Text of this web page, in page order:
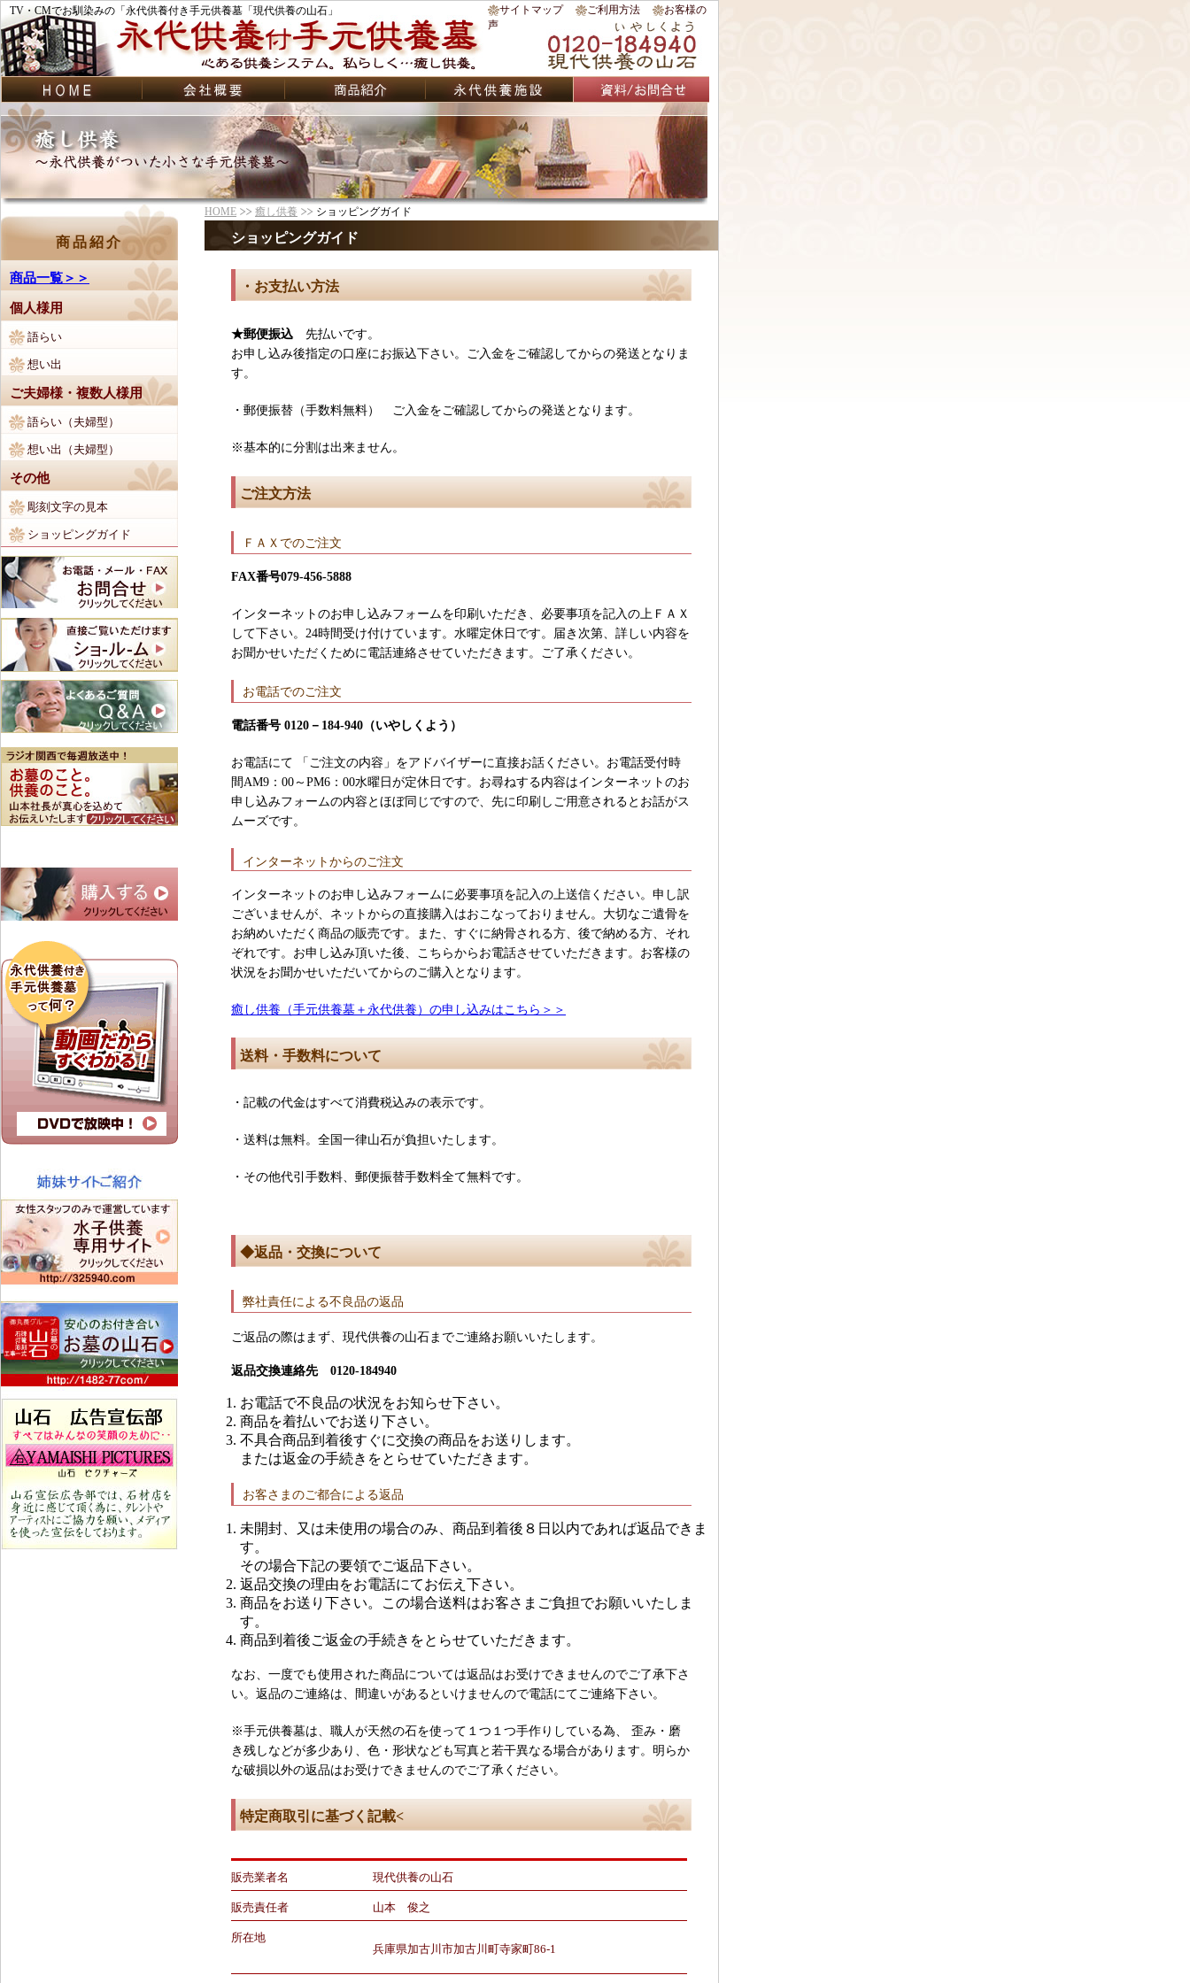
TV・CMでお馴染みの「永代供養付き手元供養墓「現代供養の山石」 サイトマップ ご利用方法
お客様の
声
商品紹介
商品一覧＞＞
個人様用
語らい
想い出
ご夫婦様・複数人様用
語らい（夫婦型）
想い出（夫婦型）
その他
彫刻文字の見本
ショッピングガイド
HOME 癒し供養 ショッピングガイド
ショッピングガイド
・お支払い方法
★郵便振込 先払いです。
お申し込み後指定の口座にお振込下さい。ご入金をご確認してからの発送となりま
す。
・郵便振替（手数料無料） ご入金をご確認してからの発送となります。
※基本的に分割は出来ません。
ご注文方法
ＦＡＸでのご注文
FAX番号079-456-5888
インターネットのお申し込みフォームを印刷いただき、必要事項を記入の上ＦＡＸ
して下さい。24時間受け付けています。水曜定休日です。届き次第、詳しい内容を
お聞かせいただくために電話連絡させていただきます。ご了承ください。
お電話でのご注文
電話番号 0120－184-940（いやしくよう）
お電話にて 「ご注文の内容」をアドバイザーに直接お話ください。お電話受付時
間AM9：00～PM6：00水曜日が定休日です。お尋ねする内容はインターネットのお
申し込みフォームの内容とほぼ同じですので、先に印刷しご用意されるとお話がス
ムーズです。
インターネットからのご注文
インターネットのお申し込みフォームに必要事項を記入の上送信ください。申し訳
ございませんが、ネットからの直接購入はおこなっておりません。大切なご遺骨を
お納めいただく商品の販売です。また、すぐに納骨される方、後で納める方、それ
ぞれです。お申し込み頂いた後、こちらからお電話させていただきます。お客様の
状況をお聞かせいただいてからのご購入となります。
癒し供養（手元供養墓＋永代供養）の申し込みはこちら＞＞
送料・手数料について
・記載の代金はすべて消費税込みの表示です。
・送料は無料。全国一律山石が負担いたします。
・その他代引手数料、郵便振替手数料全て無料です。
◆返品・交換について
弊社責任による不良品の返品
ご返品の際はまず、現代供養の山石までご連絡お願いいたします。
返品交換連絡先 0120-184940
お電話で不良品の状況をお知らせ下さい。
商品を着払いでお送り下さい。
不具合商品到着後すぐに交換の商品をお送りします。
または返金の手続きをとらせていただきます。
お客さまのご都合による返品
未開封、又は未使用の場合のみ、商品到着後８日以内であれば返品できま
す。
その場合下記の要領でご返品下さい。
返品交換の理由をお電話にてお伝え下さい。
商品をお送り下さい。この場合送料はお客さまご負担でお願いいたしま
す。
商品到着後ご返金の手続きをとらせていただきます。
なお、一度でも使用された商品については返品はお受けできませんのでご了承下さ
い。返品のご連絡は、間違いがあるといけませんので電話にてご連絡下さい。
※手元供養墓は、職人が天然の石を使って１つ１つ手作りしている為、 歪み・磨
き残しなどが多少あり、色・形状なども写真と若干異なる場合があります。明らか
な破損以外の返品はお受けできませんのでご了承ください。
特定商取引に基づく記載<
販売業者名 現代供養の山石
販売責任者 山本 俊之
所在地
兵庫県加古川市加古川町寺家町86-1